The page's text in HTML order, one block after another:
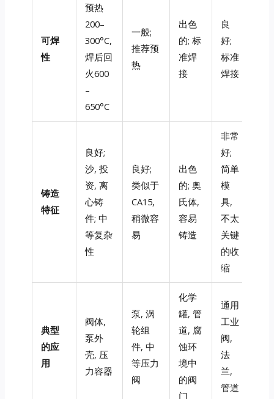
可焊
性
预热
200–
300°C,
焊后回
火600
–
650°C
一般;
推荐预
热
出色
的; 标
准焊
接
良
好;
标准
焊接
铸造
特征
良好;
沙, 投
资, 离
心铸
件; 中
等复杂
性
良好;
类似于
CA15,
稍微容
易
出色
的; 奥
氏体,
容易
铸造
非常
好;
简单
模
具,
不太
关键
的收
缩
典型
的应
用
阀体,
泵外
壳, 压
力容器
泵, 涡
轮组
件, 中
等压力
阀
化学
罐, 管
道, 腐
蚀环
境中
的阀
门
通用
工业
阀,
法
兰,
管道